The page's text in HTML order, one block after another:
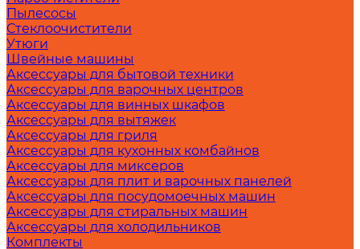
Пылесосы
Стеклоочистители
Утюги
Швейные машины
Аксессуары для бытовой техники
Аксессуары для варочных центров
Аксессуары для винных шкафов
Аксессуары для вытяжек
Аксессуары для гриля
Аксессуары для кухонных комбайнов
Аксессуары для миксеров
Аксессуары для плит и варочных панелей
Аксессуары для посудомоечных машин
Аксессуары для стиральных машин
Аксессуары для холодильников
Комплекты